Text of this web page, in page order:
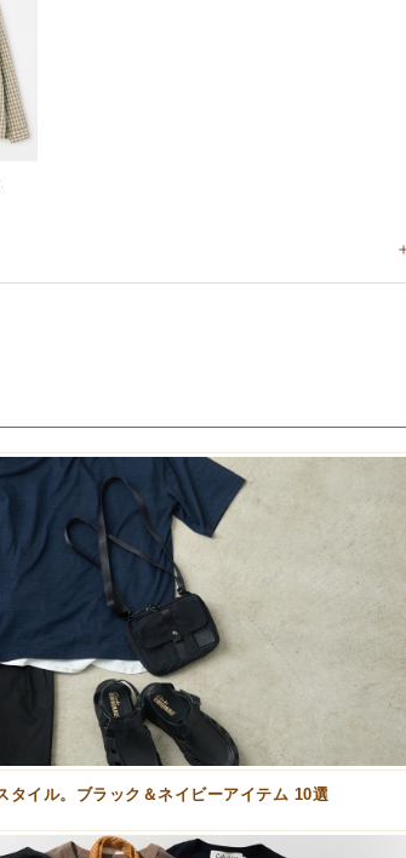
タイル。ブラック＆ネイビーアイテム 10選